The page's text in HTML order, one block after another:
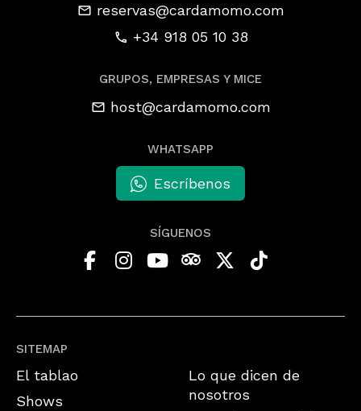
SITEMAP
El tablao
Shows
Lo que dicen de
nosotros
reservas@cardamomo.com
+34 918 05 10 38
GRUPOS, EMPRESAS Y MICE
host@cardamomo.com
WHATSAPP
Escríbenos
SÍGUENOS